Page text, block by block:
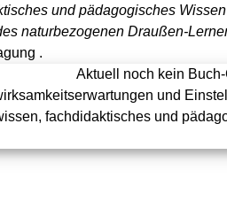
und pädagogisches
naturbezogenen Draußen-
.